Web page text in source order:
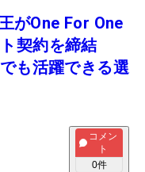
がOne For One
契約を締結
も活躍できる選
コメン
ト
0件